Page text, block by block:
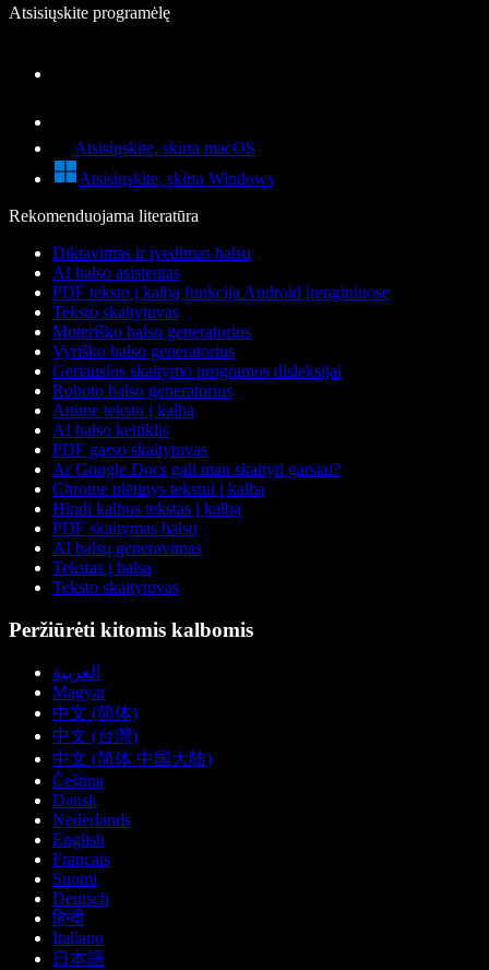
Atsisiųskite programėlę
Atsisiųskite, skirta macOS
Atsisiųskite, skirta Windows
Rekomenduojama literatūra
Diktavimas ir įvedimas balsu
AI balso asistentas
PDF teksto į kalbą funkcija Android įrenginiuose
Teksto skaitytuvas
Moteriško balso generatorius
Vyriško balso generatorius
Geriausios skaitymo programos disleksijai
Roboto balso generatorius
Anime teksto į kalbą
AI balso keitiklis
PDF garso skaitytuvas
Ar Google Docs gali man skaityti garsiai?
Chrome plėtinys tekstui į kalbą
Hindi kalbos tekstas į kalbą
PDF skaitymas balsu
AI balsų generavimas
Tekstas į balsą
Teksto skaitytuvas
Peržiūrėti kitomis kalbomis
العربية
Magyar
中文 (简体)
中文 (台灣)
中文 (简体 中国大陆)
Čeština
Dansk
Nederlands
English
Français
Suomi
Deutsch
हिन्दी
Italiano
日本語